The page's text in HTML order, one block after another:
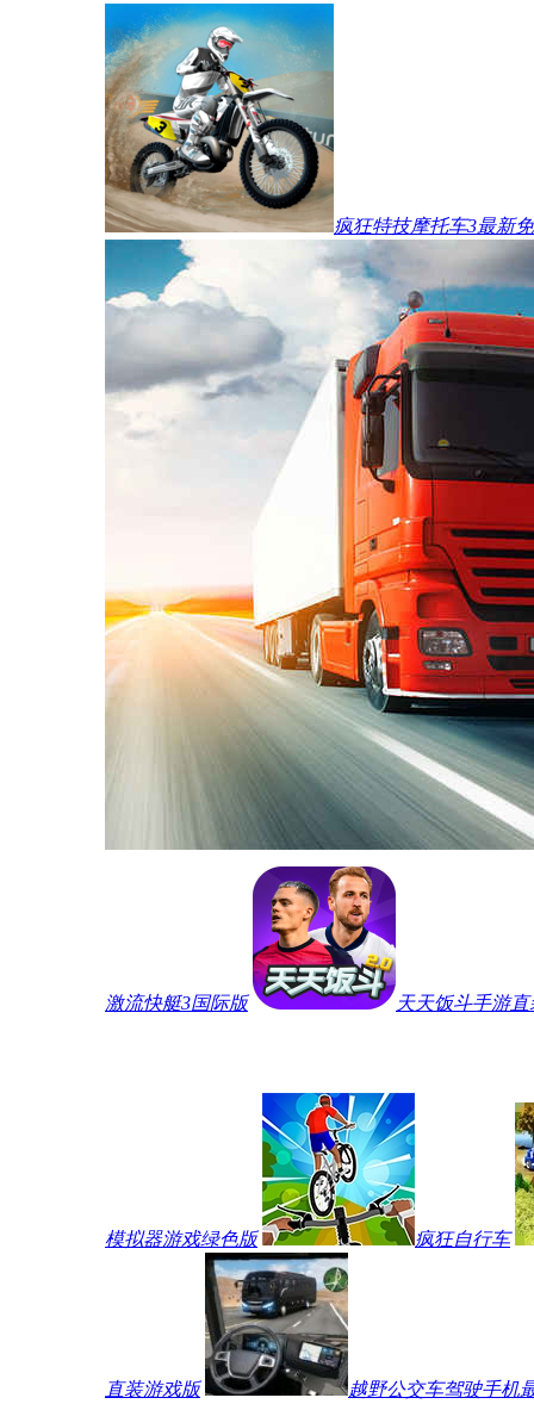
疯狂特技摩托车3最新
激流快艇3国际版 天天饭斗手游直
模拟器游戏绿色版 疯狂自行车
直装游戏版 越野公交车驾驶手机